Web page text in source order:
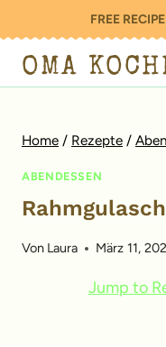
Inhalt
springen
FREE
OMA
Home / Rezepte /
ABENDESSEN
Von Laura März 11,
Jump to